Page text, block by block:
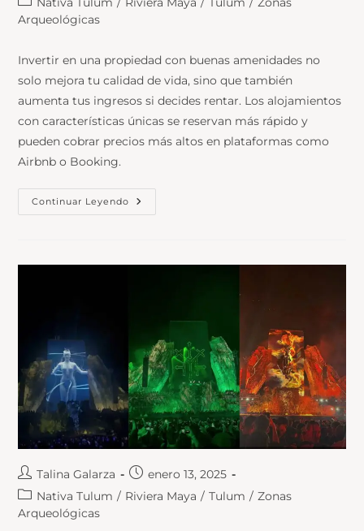
Arqueológicas
Invertir en una propiedad con buenas amenidades no
solo mejora tu calidad de vida, sino que también
aumenta tus ingresos si decides rentar. Los alojamientos
con características únicas se reservan más rápido y
pueden cobrar precios más altos en plataformas como
Airbnb o Booking.
Continuar Leyendo
Talina Galarza
enero 13, 2025
Nativa Tulum / Riviera Maya / Tulum / Zonas
Arqueológicas